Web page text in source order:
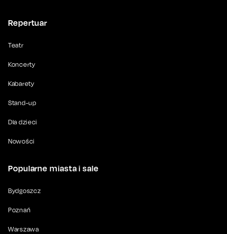
Repertuar
Teatr
Koncerty
Kabarety
Stand-up
Dla dzieci
Nowości
Popularne miasta i sale
Bydgoszcz
Poznań
Warszawa